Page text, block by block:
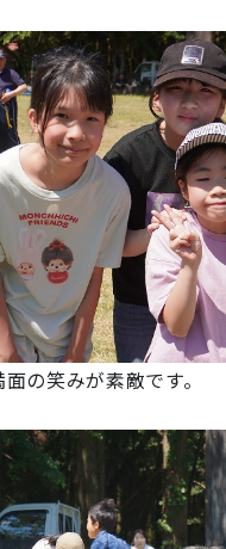
の笑みが素敵です。